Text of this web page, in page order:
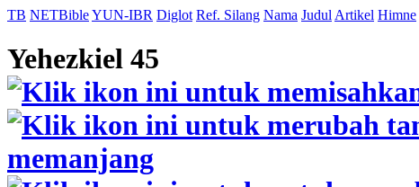
TB NETBibleYUN-IBR Diglot Ref. Silang Nama Judul Artikel Himne
Yehezkiel 45